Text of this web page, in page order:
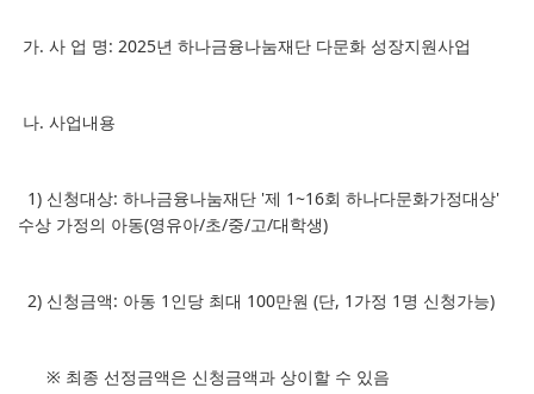
가. 사 업 명: 2025년 하나금융나눔재단 다문화 성장지원사업
나. 사업내용
1) 신청대상: 하나금융나눔재단 '제 1~16회 하나다문화가정대상'
수상 가정의 아동(영유아/초/중/고/대학생)
2) 신청금액: 아동 1인당 최대 100만원 (단, 1가정 1명 신청가능)
※ 최종 선정금액은 신청금액과 상이할 수 있음